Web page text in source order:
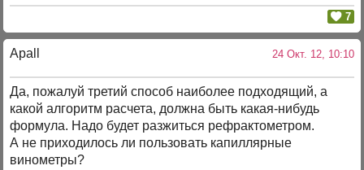
7
Apall 24 Окт. 12, 10:10
Да, пожалуй третий способ наиболее подходящий, а
какой алгоритм расчета, должна быть какая-нибудь
формула. Надо будет разжиться рефрактометром.
А не приходилось ли пользовать капиллярные
винометры?